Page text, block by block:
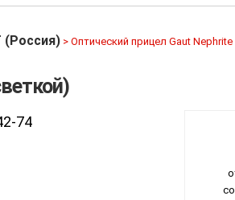
(Россия) > Оптический прицел Gaut
74